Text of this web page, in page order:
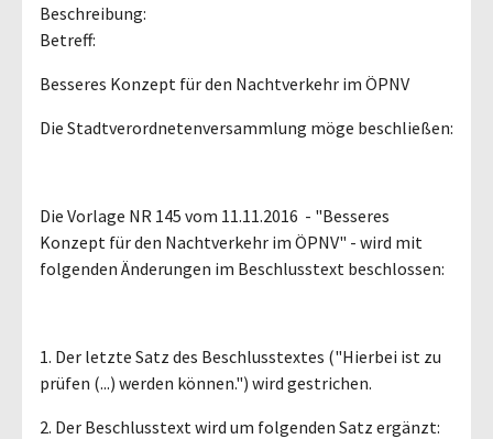
Beschreibung:
Betreff:
Besseres Konzept für den Nachtverkehr im ÖPNV
Die Stadtverordnetenversammlung möge beschließen:
Die Vorlage NR 145 vom 11.11.2016 - "Besseres
Konzept für den Nachtverkehr im ÖPNV" - wird mit
folgenden Änderungen im Beschlusstext beschlossen:
1. Der letzte Satz des Beschlusstextes ("Hierbei ist zu
prüfen (...) werden können.") wird gestrichen.
2. Der Beschlusstext wird um folgenden Satz ergänzt: